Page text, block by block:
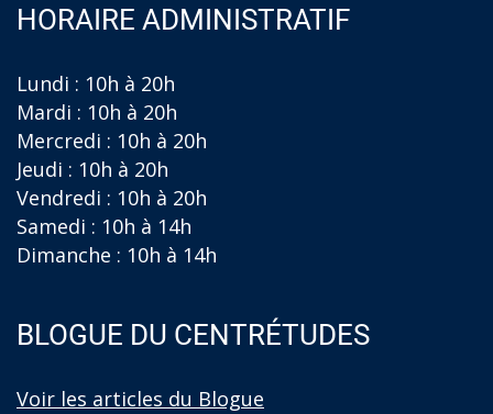
HORAIRE ADMINISTRATIF
Lundi : 10h à 20h
Mardi : 10h à 20h
Mercredi : 10h à 20h
Jeudi : 10h à 20h
Vendredi : 10h à 20h
Samedi : 10h à 14h
Dimanche : 10h à 14h
BLOGUE DU CENTRÉTUDES
Voir les articles du Blogue